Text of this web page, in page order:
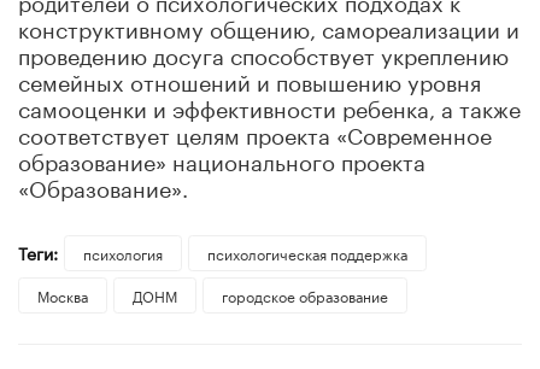
конструктивному общению, самореализации и
проведению досуга способствует укреплению
семейных отношений и повышению уровня
самооценки и эффективности ребенка, а также
соответствует целям проекта «Современное
образование» национального проекта
«Образование».
Теги: психология
психологическая поддержка
Москва
ДОНМ городское образование